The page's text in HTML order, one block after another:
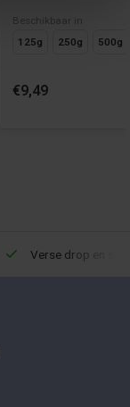
Beschikbaar in
125g
250g 500g
€9,49
Verse drop en